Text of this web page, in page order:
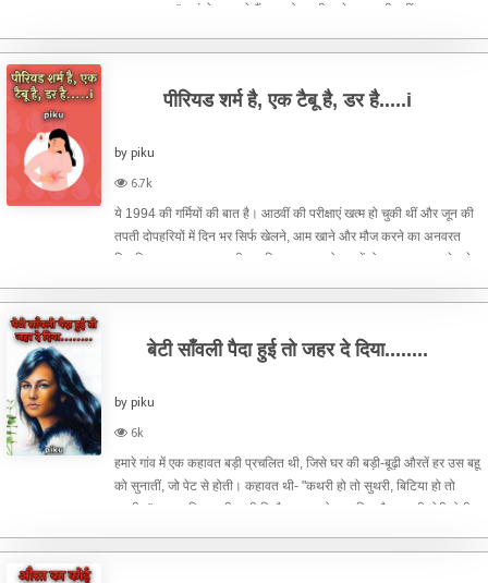
पर फूट पड़ा।"कहां से आ जाते हैं आप लोग। ठीक से चलना भी नहीं
पीरियड शर्म है, एक टैबू है, डर है.....i
by piku
6.7k
ये 1994 की गर्मियों की बात है। आठवीं की परीक्षाएं खत्म हो चुकी थीं और जून की
तपती दोपहरियों में दिन भर सिर्फ खेलने, आम खाने और मौज करने का अनवरत
सिलसिला चल रहा था। तभी एक दिन अचानक दोपहर में वो हादसा हुआ। खेल के
बेटी साँवली पैदा हुई तो जहर दे दिया........
by piku
6k
हमारे गांव में एक कहावत बड़ी प्रचलित थी, जिसे घर की बड़ी-बूढ़ी औरतें हर उस बहू
को सुनातीं, जो पेट से होती। कहावत थी- "कथरी हो तो सुथरी, बिटिया हो तो
उजरी।" मतलब कि कथरी यानी बिछौना साफ होना चाहिए और लड़की गोरी होनी